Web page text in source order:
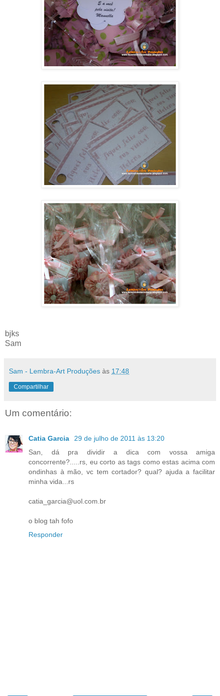
bjks
Sam
Sam - Lembra-Art Produções às 17:48
Compartilhar
Um comentário:
Catia Garcia
29 de julho de 2011 às 13:20
San, dá pra dividir a dica com vossa amiga
concorrente?.....rs, eu corto as tags como estas acima com
ondinhas à mão, vc tem cortador? qual? ajuda a facilitar
minha vida...rs
catia_garcia@uol.com.br
o blog tah fofo
Responder